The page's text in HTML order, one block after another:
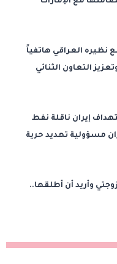
نظيره العراقي هاتفياً
التعاون الثنائي
إيران ناقلة نفط
مسؤولية تهديد حرية
وأريد أن أطلقها..